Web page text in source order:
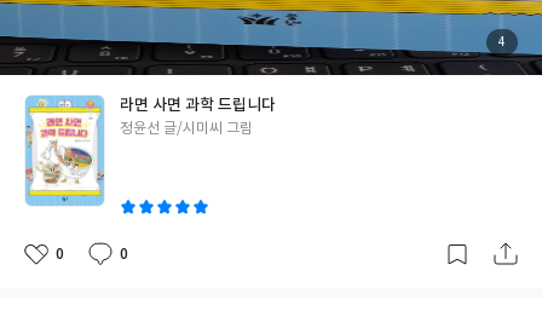
찾아보며 자기주도 학습을 하는데 도움이 될 것 같다. 아! 이책 내용
중 살짝 아쉬운 부분이 있었다.13쪽에서 새우깡, 갈매기 이야기를
할 때 보통 어른 몸무게 70킬로그램으로 소개한 부분을 초등학생 보
통 몸무게로 하거나 두가지를 같이 했으면 더 좋았을 것 같다. 예스2
4 리뷰어클럽 서평단 자격으로 작성한 리뷰입니다.
첨
부
사
4
라면 사면 과학 드립니다
글
정윤선 글/시미씨 그림
좋
0
댓
0
작